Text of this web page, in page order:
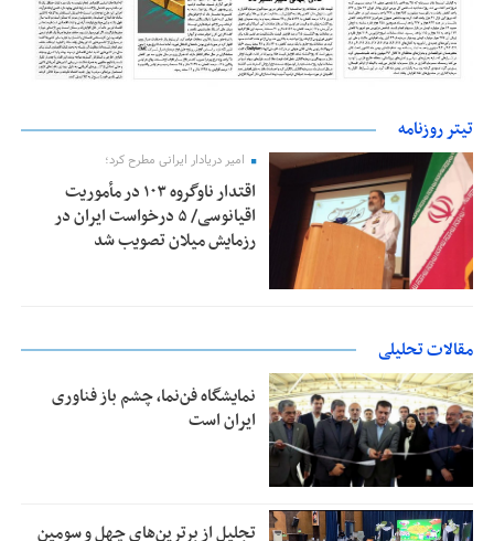
تیتر روزنامه
امیر دریادار ایرانی مطرح کرد؛
اقتدار ناوگروه ۱۰۳ در مأموریت‌
اقیانوسی/ ۵ درخواست ایران در
رزمایش میلان تصویب شد
مقالات تحلیلی
نمایشگاه فن‌نما، چشم باز فناوری
ایران است
تجلیل از بر‌ترین‌های چهل و سومین